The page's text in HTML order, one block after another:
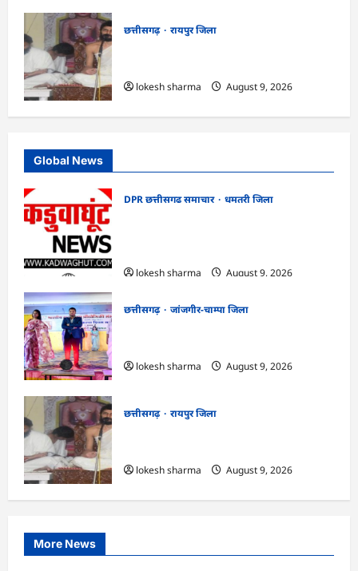
छत्तीसगढ़
रायपुर जिला
lokesh sharma
August 9, 2026
Global News
DPR छत्तीसगढ समाचार
धमतरी जिला
lokesh sharma
August 9, 2026
छत्तीसगढ़
जांजगीर-चाम्पा जिला
lokesh sharma
August 9, 2026
छत्तीसगढ़
रायपुर जिला
lokesh sharma
August 9, 2026
More News